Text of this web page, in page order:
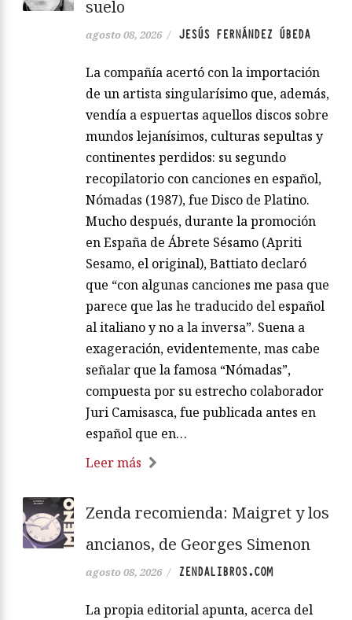
suelo
agosto 08, 2026 / JESÚS FERNÁNDEZ ÚBEDA
La compañía acertó con la importación
de un artista singularísimo que, además,
vendía a espuertas aquellos discos sobre
mundos lejanísimos, culturas sepultas y
continentes perdidos: su segundo
recopilatorio con canciones en español,
Nómadas (1987), fue Disco de Platino.
Mucho después, durante la promoción
en España de Ábrete Sésamo (Apriti
Sesamo, el original), Battiato declaró
que “con algunas canciones me pasa que
parece que las he traducido del español
al italiano y no a la inversa”. Suena a
exageración, evidentemente, mas cabe
señalar que la famosa “Nómadas”,
compuesta por su estrecho colaborador
Juri Camisasca, fue publicada antes en
español que en…
Leer más
Zenda recomienda: Maigret y los
ancianos, de Georges Simenon
agosto 08, 2026 / ZENDALIBROS.COM
La propia editorial apunta, acerca del